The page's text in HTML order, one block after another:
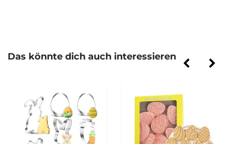
Das könnte dich auch interessieren